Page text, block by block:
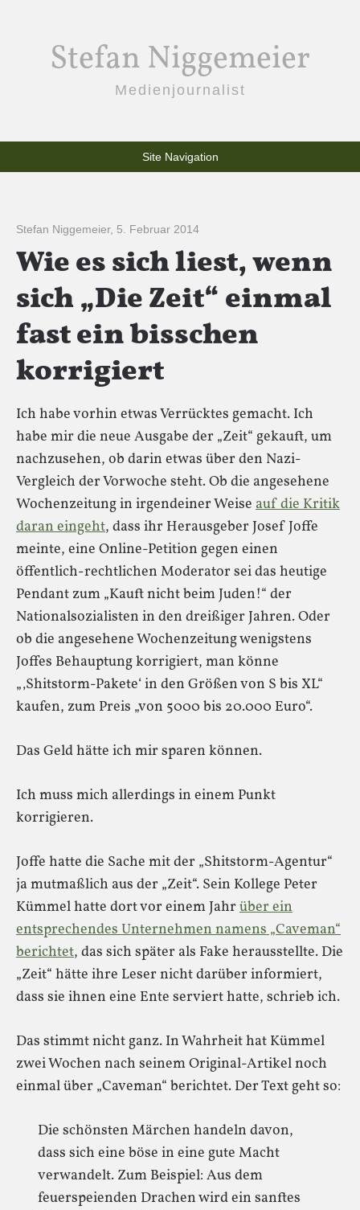
Stefan Niggemeier
Medienjournalist
Site Navigation
Stefan Niggemeier, 5. Februar 2014
Wie es sich liest, wenn
sich „Die Zeit“ einmal
fast ein bisschen
korrigiert
Ich habe vorhin etwas Verrücktes gemacht. Ich
habe mir die neue Ausgabe der „Zeit“ gekauft, um
nachzusehen, ob darin etwas über den Nazi-
Vergleich der Vorwoche steht. Ob die angesehene
Wochenzeitung in irgendeiner Weise auf die Kritik
daran eingeht, dass ihr Herausgeber Josef Joffe
meinte, eine Online-Petition gegen einen
öffentlich-rechtlichen Moderator sei das heutige
Pendant zum „Kauft nicht beim Juden!“ der
Nationalsozialisten in den dreißiger Jahren. Oder
ob die angesehene Wochenzeitung wenigstens
Joffes Behauptung korrigiert, man könne
„‚Shitstorm-Pakete‘ in den Größen von S bis XL“
kaufen, zum Preis „von 5000 bis 20.000 Euro“.
Das Geld hätte ich mir sparen können.
Ich muss mich allerdings in einem Punkt
korrigieren.
Joffe hatte die Sache mit der „Shitstorm-Agentur“
ja mutmaßlich aus der „Zeit“. Sein Kollege Peter
Kümmel hatte dort vor einem Jahr über ein
entsprechendes Unternehmen namens „Caveman“
berichtet, das sich später als Fake herausstellte. Die
„Zeit“ hätte ihre Leser nicht darüber informiert,
dass sie ihnen eine Ente serviert hatte, schrieb ich.
Das stimmt nicht ganz. In Wahrheit hat Kümmel
zwei Wochen nach seinem Original-Artikel noch
einmal über „Caveman“ berichtet. Der Text geht so:
Die schönsten Märchen handeln davon,
dass sich eine böse in eine gute Macht
verwandelt. Zum Beispiel: Aus dem
feuerspeienden Drachen wird ein sanftes